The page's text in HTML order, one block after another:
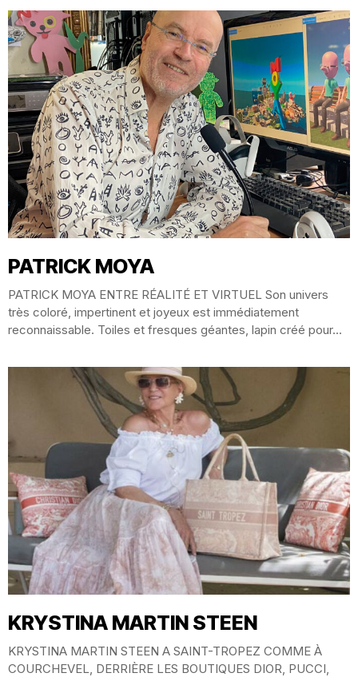
PATRICK MOYA
PATRICK MOYA ENTRE RÉALITÉ ET VIRTUEL Son univers
très coloré, impertinent et joyeux est immédiatement
reconnaissable. Toiles et fresques géantes, lapin créé pour...
KRYSTINA MARTIN STEEN
KRYSTINA MARTIN STEEN A SAINT-TROPEZ COMME À
COURCHEVEL, DERRIÈRE LES BOUTIQUES DIOR, PUCCI,